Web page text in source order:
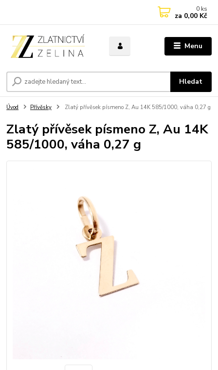
Menu
Hledat
0 ks
za 0,00 Kč
Úvod Přívěsky Zlatý přívěsek písmeno Z, Au 14K 585/1000, váha 0,27 g
Zlatý přívěsek písmeno Z, Au 14K
585/1000, váha 0,27 g